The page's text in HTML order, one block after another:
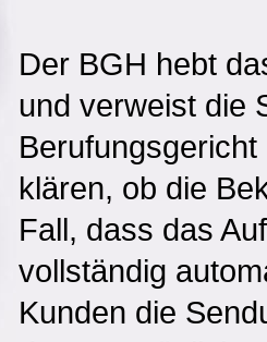
Der BGH hebt
und verweist die
klären, ob die
Fall, dass das
vollständig
Kunden die